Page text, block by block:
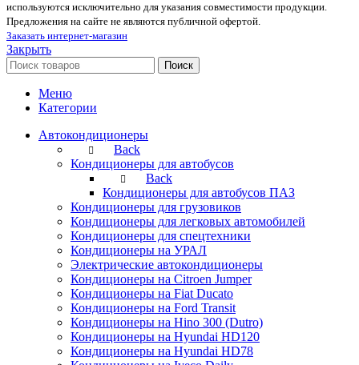
используются исключительно для указания совместимости продукции.
Предложения на сайте не являются публичной офертой.
Заказать интернет-магазин
Закрыть
Поиск
Меню
Категории
Автокондиционеры
Back
Кондиционеры для автобусов
Back
Кондиционеры для автобусов ПАЗ
Кондиционеры для грузовиков
Кондиционеры для легковых автомобилей
Кондиционеры для спецтехники
Кондиционеры на УРАЛ
Электрические автокондиционеры
Кондиционеры на Citroen Jumper
Кондиционеры на Fiat Ducato
Кондиционеры на Ford Transit
Кондиционеры на Hino 300 (Dutro)
Кондиционеры на Hyundai HD120
Кондиционеры на Hyundai HD78